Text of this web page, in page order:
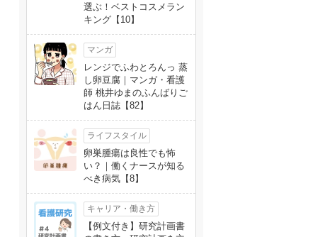
選ぶ！ベストコスメラン
キング【10】
マンガ
レンジでふわとろんっ 蒸
し卵豆腐｜マンガ・看護
師 桃井ゆまのふんばりご
はん日誌【82】
ライフスタイル
卵巣腫瘍は良性でも怖
い？｜働くナースが知る
べき病気【8】
キャリア・働き方
【例文付き】研究計画書